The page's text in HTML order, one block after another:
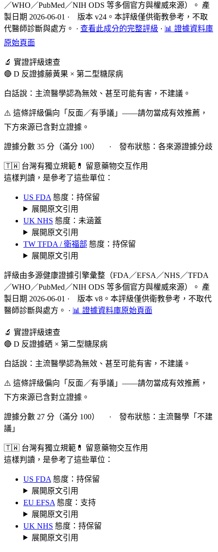
／WHO／PubMed／NIH ODS 等多個官方與權威來源）。 產
製日期 2026-06-01 · 版本 v24。本評級僅供衛教參考，不取
代醫師診斷與處方。 · 查看此成分的完整評級 · 📊 證據資料庫
原始頁面
🔬 實證評級速查
🔴 D 反證據藤黃果 × 第二型糖尿病
白話說：主流醫學認為無效、甚至可能有害，不建議。
⚠️ 這條評級偏向「反面／有爭議」——請勿當成有效推薦，
下方來源已含對立證據。
證據分數 35 分（滿分 100） · 發布狀態：各來源證據分歧
🇹🇼 台灣有獨立規範 💊 留意藥物交互作用
這樣判讀，是參考了這些單位：
US FDA 態度：持保留
展開原文引用
UK NHS 態度：未涵蓋
展開原文引用
TW TFDA / 衛福部 態度：持保留
展開原文引用
評級由多源健康證據引擎彙整（FDA／EFSA／NHS／TFDA
／WHO／PubMed／NIH ODS 等多個官方與權威來源）。 產
製日期 2026-06-01 · 版本 v8。本評級僅供衛教參考，不取代
醫師診斷與處方。 · 📊 證據資料庫原始頁面
🔬 實證評級速查
🔴 D 反證據硒 × 第二型糖尿病
白話說：主流醫學認為無效、甚至可能有害，不建議。
⚠️ 這條評級偏向「反面／有爭議」——請勿當成有效推薦，
下方來源已含對立證據。
證據分數 27 分（滿分 100） · 發布狀態：主流醫學「不建
議」
🇹🇼 台灣有獨立規範 💊 留意藥物交互作用
這樣判讀，是參考了這些單位：
US FDA 態度：持保留
展開原文引用
EU EFSA 態度：支持
展開原文引用
UK NHS 態度：持保留
展開原文引用